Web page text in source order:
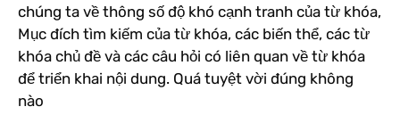
chúng ta về thông số độ khó cạnh tranh của từ khóa,
Mục đích tìm kiếm của từ khóa, các biến thể, các từ
khóa chủ đề và các câu hỏi có liên quan về từ khóa
để triển khai nội dung. Quá tuyệt vời đúng không
nào